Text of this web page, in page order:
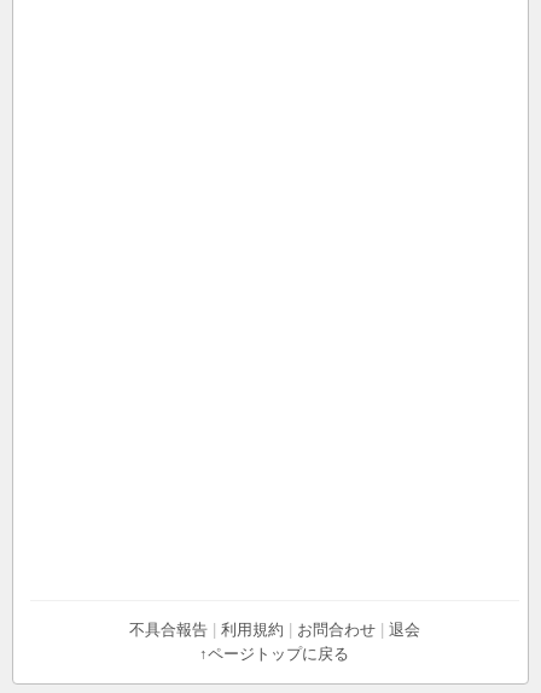
不具合報告 利用規約 お問合わせ
退会
↑ページトップに戻る